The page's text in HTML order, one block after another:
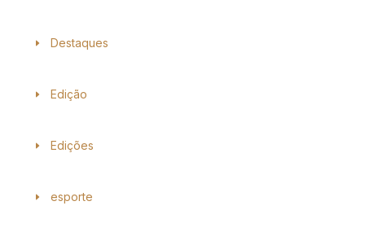
Destaques
Edição
Edições
esporte